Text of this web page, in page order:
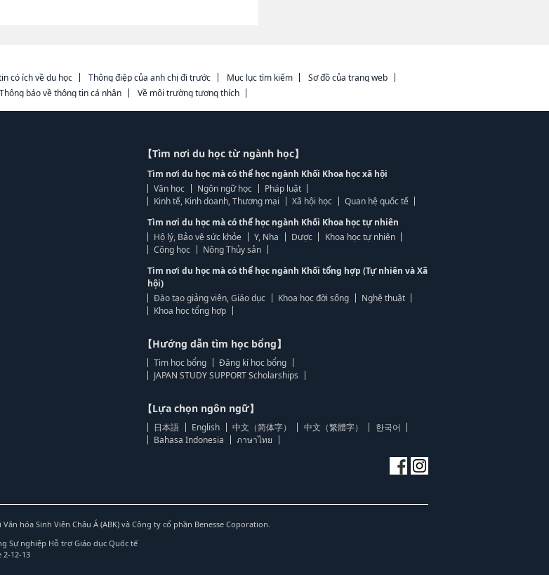
có ích về du học Thông điệp của anh chị đi trước Mục lục tìm kiếm
Sơ đồ của trang web
Thông báo về thông tin cá nhân Về môi trường tương thích
【Tìm nơi du học từ ngành học】
Tìm nơi du học mà có thể học ngành Khối Khoa học xã hội
Văn học
Ngôn ngữ học
Pháp luật
Kinh tế, Kinh doanh, Thương mại
Xã hội học
Quan hệ quốc tế
Tìm nơi du học mà có thể học ngành Khối Khoa học tự nhiên
Hộ lý, Bảo vệ sức khỏe
Y, Nha Dược
Khoa học tự nhiên
Công học
Nông Thủy sản
Tìm nơi du học mà có thể học ngành Khối tổng hợp (Tự nhiên và Xã
hội)
Đào tạo giảng viên, Giáo dục
Khoa học đời sống
Nghệ thuật
Khoa học tổng hợp
【Hướng dẫn tìm học bổng】
Tìm học bổng
Đăng kí học bổng
JAPAN STUDY SUPPORT Scholarships
【Lựa chọn ngôn ngữ】
日本語 English 中文（简体字） 中文（繁體字）
한국어
Bahasa Indonesia
ภาษาไทย
hóa Sinh Viên Châu Á (ABK) và Công ty cổ phần Benesse Coporation.
Sự nghiệp Hỗ trợ Giáo dục Quốc tế
2-12-13